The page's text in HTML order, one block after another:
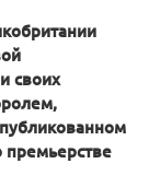
своих
премьерстве